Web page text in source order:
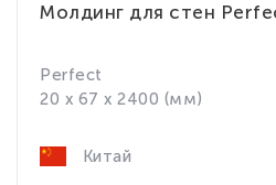
Молдинг для стен
Perfect
20 x 67 x 2400 (мм)
Китай